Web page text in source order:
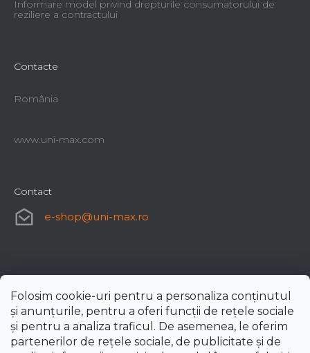
Folosim cookie-uri pentru a personaliza conținutul
și anunțurile, pentru a oferi funcții de rețele sociale
și pentru a analiza traficul. De asemenea, le oferim
partenerilor de rețele sociale, de publicitate și de
Informare model privind drepturile consumatorului de
reziliere a contractului
Contacte
România
www.uni-max.com
Contact
e-shop@uni-max.ro